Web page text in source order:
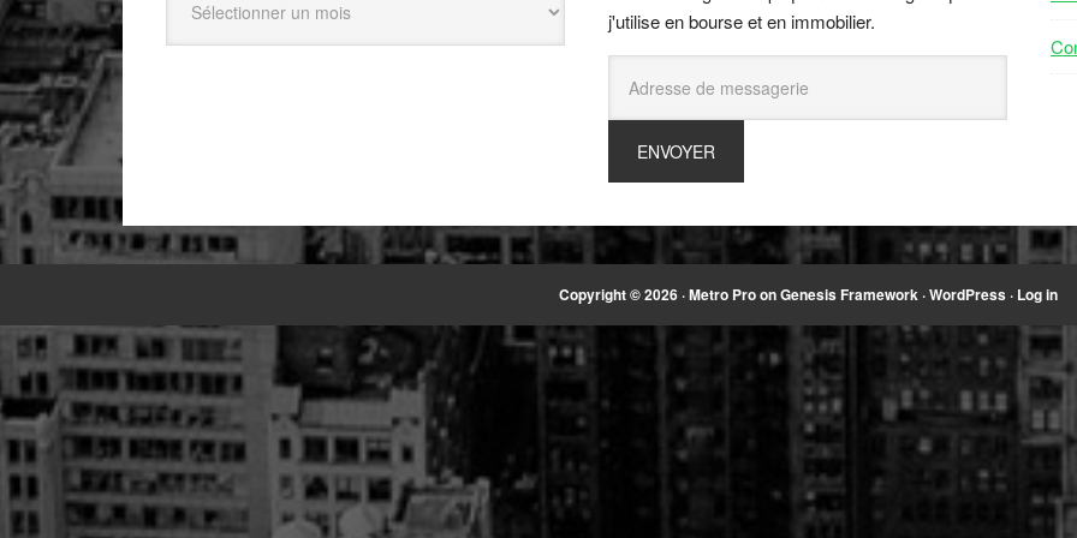
j'utilise en bourse et en immobilier.
Copyright © 2026 ·Metro ProonGenesis Framework·WordPress· Log in